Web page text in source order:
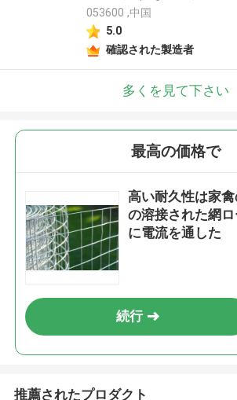
053600 ,中国
5.0
確認された製造者
多くを見て下さい
最高の価格で
高い耐久性は家
の溶接された網
に電流を通した
続行
推薦されたプロダクト